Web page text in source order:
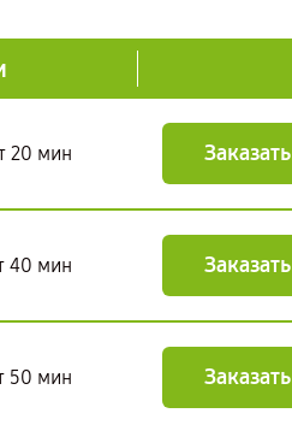
20 мин Заказать
40 мин Заказать
50 мин Заказать